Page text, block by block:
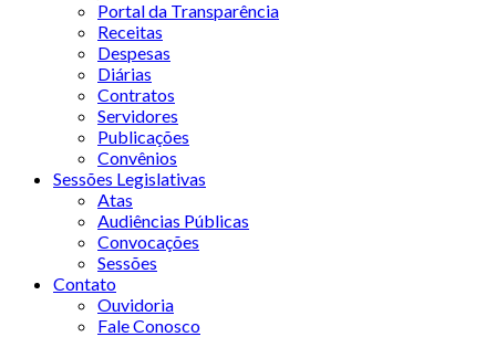
Portal da Transparência
Receitas
Despesas
Diárias
Contratos
Servidores
Publicações
Convênios
Sessões Legislativas
Atas
Audiências Públicas
Convocações
Sessões
Contato
Ouvidoria
Fale Conosco